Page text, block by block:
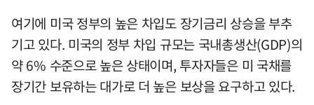
여기에 미국 정부의 높은 차입도 장기금리 상승을 부추
기고 있다. 미국의 정부 차입 규모는 국내총생산(GDP)의
약 6% 수준으로 높은 상태이며, 투자자들은 미 국채를
장기간 보유하는 대가로 더 높은 보상을 요구하고 있다.